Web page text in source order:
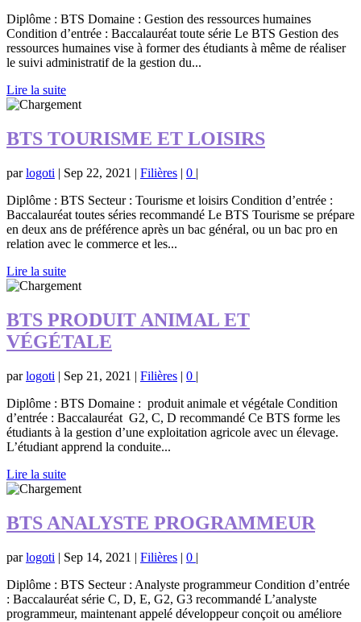
Diplôme : BTS Domaine : Gestion des ressources humaines
Condition d’entrée : Baccalauréat toute série Le BTS Gestion des
ressources humaines vise à former des étudiants à même de réaliser
le suivi administratif de la gestion du...
Lire la suite
BTS TOURISME ET LOISIRS
parlogoti | Sep 22, 2021 | Filières | 0 |
Diplôme : BTS Secteur : Tourisme et loisirs Condition d’entrée :
Baccalauréat toutes séries recommandé Le BTS Tourisme se prépare
en deux ans de préférence après un bac général, ou un bac pro en
relation avec le commerce et les...
Lire la suite
BTS PRODUIT ANIMAL ET
VÉGÉTALE
parlogoti | Sep 21, 2021 | Filières | 0 |
Diplôme : BTS Domaine : produit animale et végétale Condition
d’entrée : Baccalauréat G2, C, D recommandé Ce BTS forme les
étudiants à la gestion d’une exploitation agricole avec un élevage.
L’étudiant apprend la conduite...
Lire la suite
BTS ANALYSTE PROGRAMMEUR
parlogoti | Sep 14, 2021 | Filières | 0 |
Diplôme : BTS Secteur : Analyste programmeur Condition d’entrée
: Baccalauréat série C, D, E, G2, G3 recommandé L’analyste
programmeur, maintenant appelé développeur conçoit ou améliore